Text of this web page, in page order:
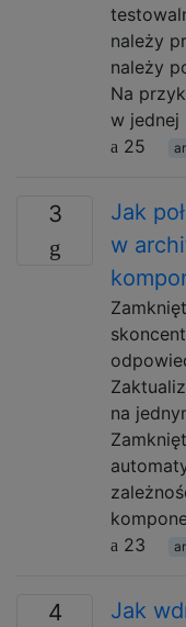
należy
należy
Na
w jednej
25
3
Jak
w
na
23
4
Jak